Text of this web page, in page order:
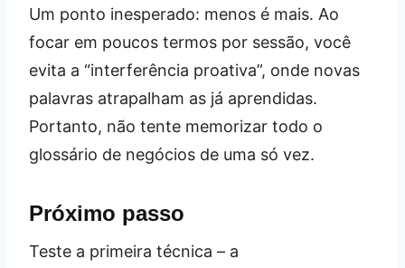
Um ponto inesperado: menos é mais. Ao
focar em poucos termos por sessão, você
evita a “interferência proativa”, onde novas
palavras atrapalham as já aprendidas.
Portanto, não tente memorizar todo o
glossário de negócios de uma só vez.
Próximo passo
Teste a primeira técnica – a